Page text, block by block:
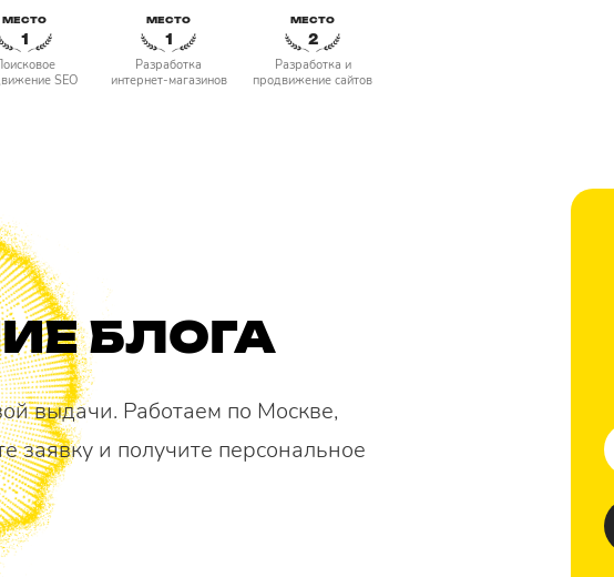
МЕСТО
1
SEO
МЕСТО
1
Разработка
интернет-магазинов
МЕСТО
2
Разработка и
продвижение сайтов
БЛОГА
выдачи. Работаем по Москве,
заявку и получите персональное